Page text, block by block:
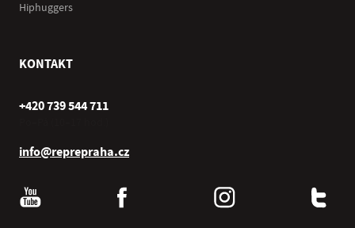
Hiphuggers
KONTAKT
+420 739 544 711
info@reprepraha.cz